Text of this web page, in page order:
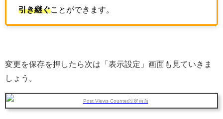
引き継ぐ ことができます。
変更を保存を押したら次は「表示設定」画面も見ていきま
しょう。